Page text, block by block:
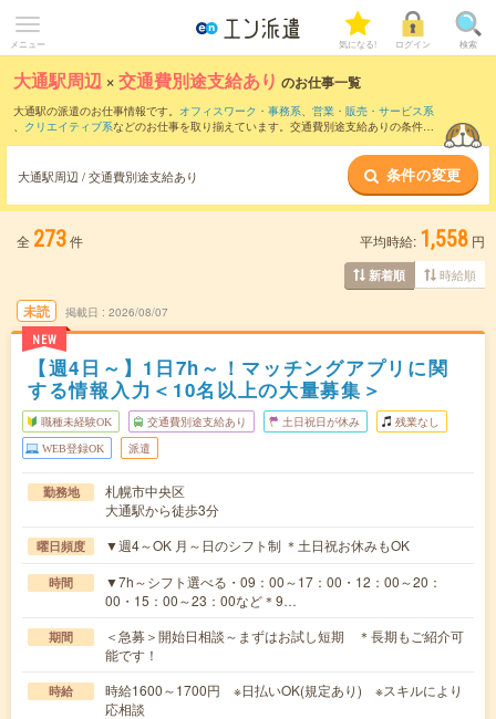
メニュー 気になる! ログイン 検索
大通駅周辺 ×交通費別途支給あり のお仕事一覧
大通駅の派遣のお仕事情報です。 オフィスワーク・事務系、 営業・販売・サービス系
、 クリエイティブ系などのお仕事を取り揃えています。交通費別途支給ありの条件の
大通駅周辺 / 交通費別途支給あり 条件の変更
全 273件 平均時給: 1,558 円
新着順 時給順
未読
NEW
掲載日 2026/08/07
【週4日～】1日7h～！マッチングアプリに関
する情報入力＜10名以上の大量募集＞
職種未経験OK 交通費別途支給あり 土日祝日が休み 残業なし
WEB登録OK 派遣
勤務地
札幌市中央区
大通駅から徒歩3分
曜日頻度 ▼週4～OK 月～日のシフト制 ＊土日祝お休みもOK
時間
▼7h～シフト選べる・09：00～17：00・12：00～20：
00・15：00～23：00など＊9…
期間
＜急募＞開始日相談～まずはお試し短期 ＊長期もご紹介可
能です！
時給
時給1600～1700円 ※日払いOK(規定あり) ※スキルにより
応相談